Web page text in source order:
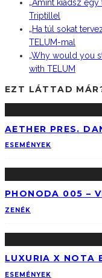
„Amint kiadsz egy
Triptillel
„Ha túl sokat
TELUM-mal
„Why would you
with TELUM
EZT LÁTTAD
AETHER PRES.
ESEMÉNYEK
PHONODA 005 –
ZENÉK
LUXURIA X NOTA
ESEMÉNYEK